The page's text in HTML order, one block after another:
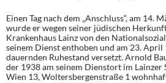
Einen Tag nach dem „Anschluss“, am 14.
wurde er wegen seiner jüdischen
Krankenhaus Lainz von den
seinem Dienst enthoben und am 23. April
dauernden Ruhestand versetzt. Arnold
der 1938 am seinem Dienstort im Lainzer
Wien 13, Woltersbergenstraße 1